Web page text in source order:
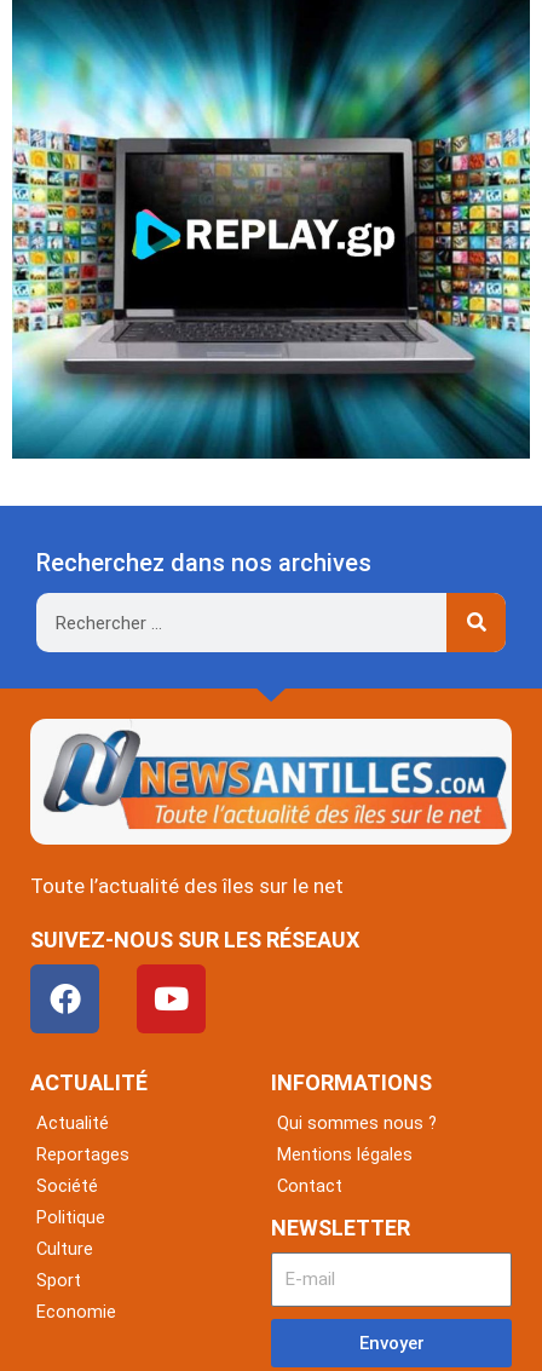
Recherchez dans nos archives
Rechercher
Toute l’actualité des îles sur le net
SUIVEZ-NOUS SUR LES RÉSEAUX
F
a
c
e
o
o
k
Y
o
u
ACTUALITÉ
Actualité
Reportages
Société
Politique
Culture
Sport
Economie
INFORMATIONS
Qui sommes nous ?
Mentions légales
Contact
NEWSLETTER
Envoyer